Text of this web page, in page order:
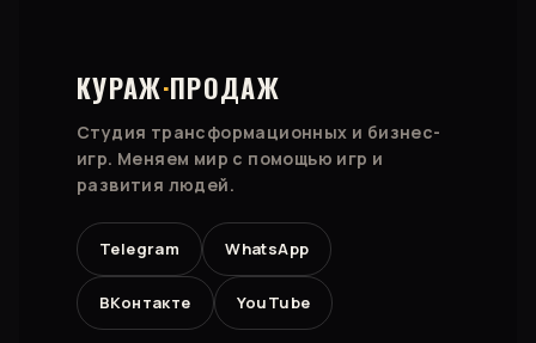
КУРАЖ·ПРОДАЖ
Студия трансформационных и бизнес-
игр. Меняем мир с помощью игр и
развития людей.
Telegram WhatsApp
ВКонтакте YouTube